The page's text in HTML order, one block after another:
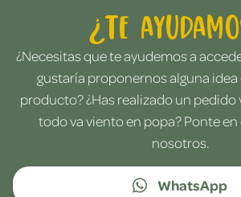
¿Te
¿Necesitas que te ayudemos a
gustaría proponernos alguna idea
producto? ¿Has realizado un pedido
todo va viento en popa? Ponte
nosotros.
WhatsApp